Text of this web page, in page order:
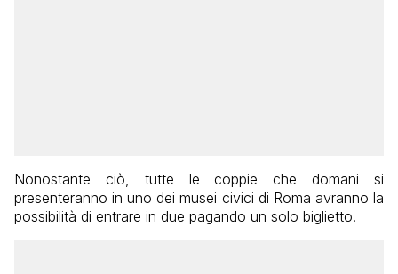
Nonostante ciò, tutte le coppie che domani si
presenteranno in uno dei musei civici di Roma avranno la
possibilità di entrare in due pagando un solo biglietto.